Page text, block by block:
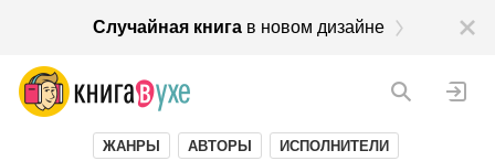
Случайная книгав новом дизайне
ЖАНРЫ АВТОРЫ ИСПОЛНИТЕЛИ